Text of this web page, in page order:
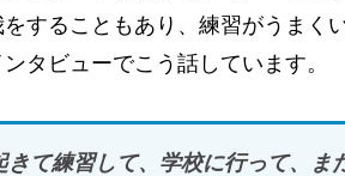
することもあり、練習がうまく
タビューでこう話しています。
きて練習して、学校に行って、